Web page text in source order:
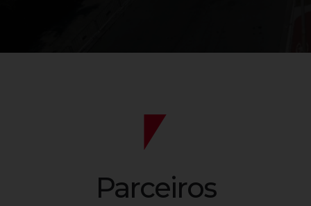
Parceiros